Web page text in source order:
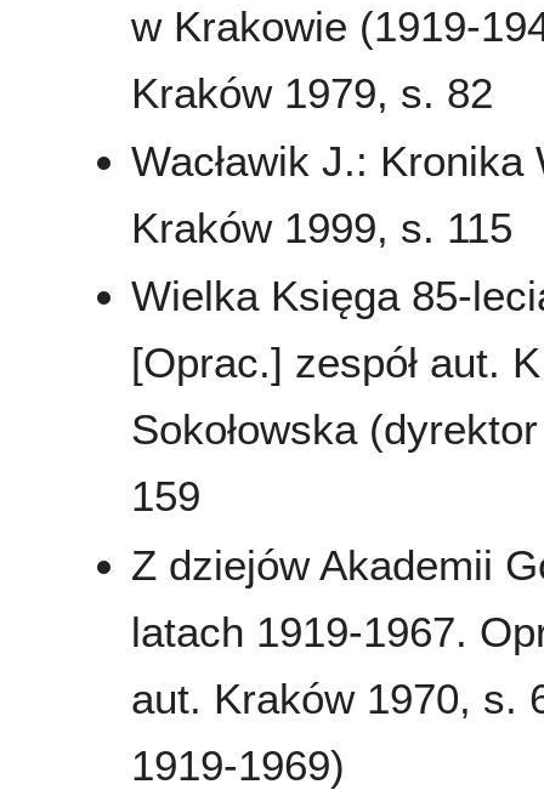
w Krakowie (1919-
Kraków 1979, s. 82
Wacławik J.: Kronika
Kraków 1999, s. 115
Wielka Księga 85-
[Oprac.] zespół aut.
Sokołowska
159
Z dziejów Akademii
latach 1919-1967.
aut. Kraków 1970, s.
1919-1969)